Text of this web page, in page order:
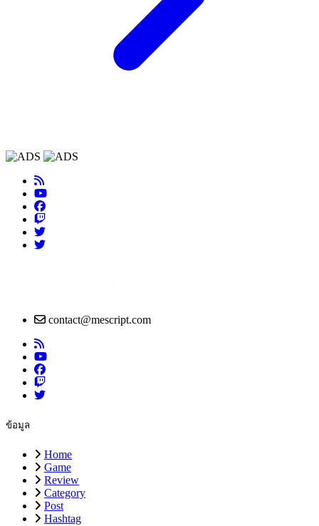
contact@mescript.com
ข้อมูล
Home
Game
Review
Category
Post
Hashtag